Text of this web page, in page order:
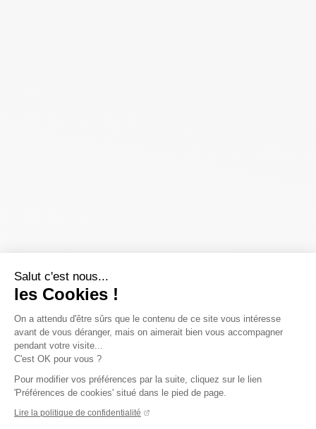
Salut c'est nous...
les Cookies !
On a attendu d'être sûrs que le contenu de ce site vous intéresse
avant de vous déranger, mais on aimerait bien vous accompagner
pendant votre visite...
C'est OK pour vous ?
Pour modifier vos préférences par la suite, cliquez sur le lien
'Préférences de cookies' situé dans le pied de page.
Lire la politique de confidentialité